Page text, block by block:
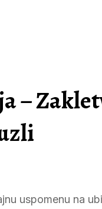
–
uspomenu na